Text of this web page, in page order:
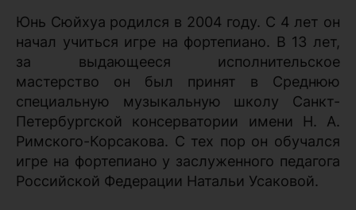
Юнь Сюйхуа родился в 2004 году. С 4 лет он
начал учиться игре на фортепиано. В 13 лет,
за выдающееся исполнительское
мастерство он был принят в Среднюю
специальную музыкальную школу Санкт-
Петербургской консерватории имени Н. А.
Римского-Корсакова. С тех пор он обучался
игре на фортепиано у заслуженного педагога
Российской Федерации Натальи Усаковой.